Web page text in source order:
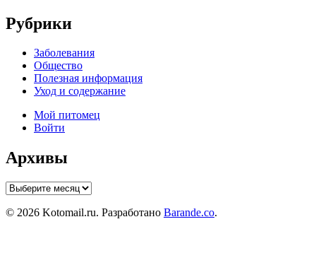
Рубрики
Заболевания
Общество
Полезная информация
Уход и содержание
Мой питомец
Войти
Архивы
Архивы
© 2026 Kotomail.ru. Разработано Barande.co.